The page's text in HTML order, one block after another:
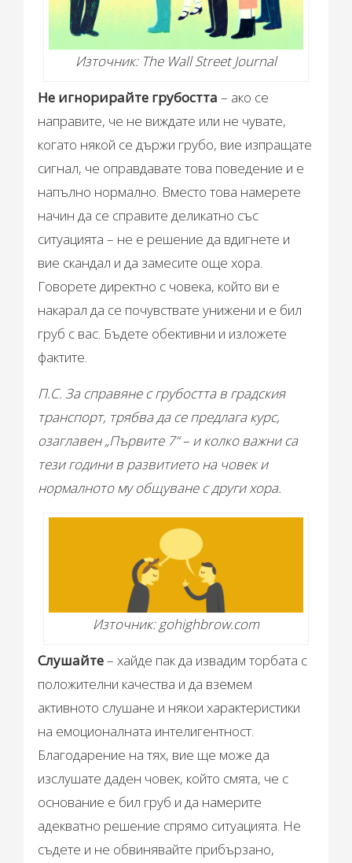
Източник: The Wall Street Journal
Не игнорирайте грубостта – ако се
направите, че не виждате или не чувате,
когато някой се държи грубо, вие изпращате
сигнал, че оправдавате това поведение и е
напълно нормално. Вместо това намерете
начин да се справите деликатно със
ситуацията – не е решение да вдигнете и
вие скандал и да замесите още хора.
Говорете директно с човека, който ви е
накарал да се почувствате унижени и е бил
груб с вас. Бъдете обективни и изложете
фактите.
П.С. За справяне с грубостта в градския
транспорт, трябва да се предлага курс,
озаглавен „Първите 7“ – и колко важни са
тези години в развитието на човек и
нормалното му общуване с други хора.
Източник: gohighbrow.com
Слушайте– хайде пак да извадим торбата с
положителни качества и да вземем
активното слушане и някои характеристики
на емоционалната интелигентност.
Благодарение на тях, вие ще може да
изслушате даден човек, който смята, че с
основание е бил груб и да намерите
адекватно решение спрямо ситуацията. Не
съдете и не обвинявайте прибързано,